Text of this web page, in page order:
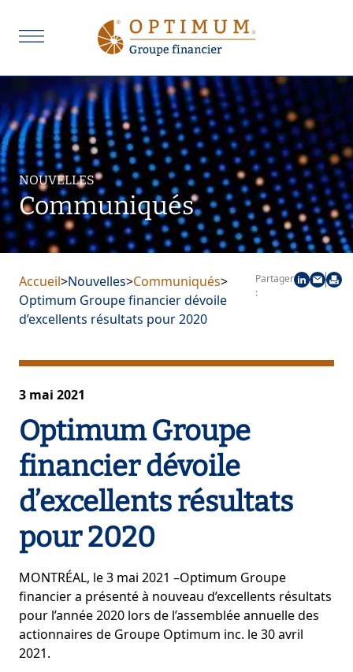
NOUVELLES
Communiqués
Accueil>Nouvelles>Communiqués>
Optimum Groupe financier dévoile
d’excellents résultats pour 2020
Partager
:
3 mai 2021
Optimum Groupe
financier dévoile
d’excellents résultats
pour 2020
MONTRÉAL, le 3 mai 2021 –Optimum Groupe
financier a présenté à nouveau d’excellents résultats
pour l’année 2020 lors de l’assemblée annuelle des
actionnaires de Groupe Optimum inc. le 30 avril
2021.